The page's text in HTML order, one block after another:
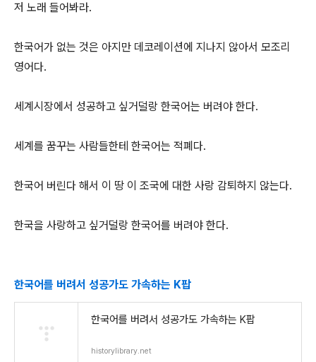
저 노래 들어봐라.
한국어가 없는 것은 아지만 데코레이션에 지나지 않아서 모조리
영어다.
세계시장에서 성공하고 싶거덜랑 한국어는 버려야 한다.
세계를 꿈꾸는 사람들한테 한국어는 적폐다.
한국어 버린다 해서 이 땅 이 조국에 대한 사랑 감퇴하지 않는다.
한국을 사랑하고 싶거덜랑 한국어를 버려야 한다.
한국어를 버려서 성공가도 가속하는 K팝
한국어를 버려서 성공가도 가속하는 K팝
historylibrary.net